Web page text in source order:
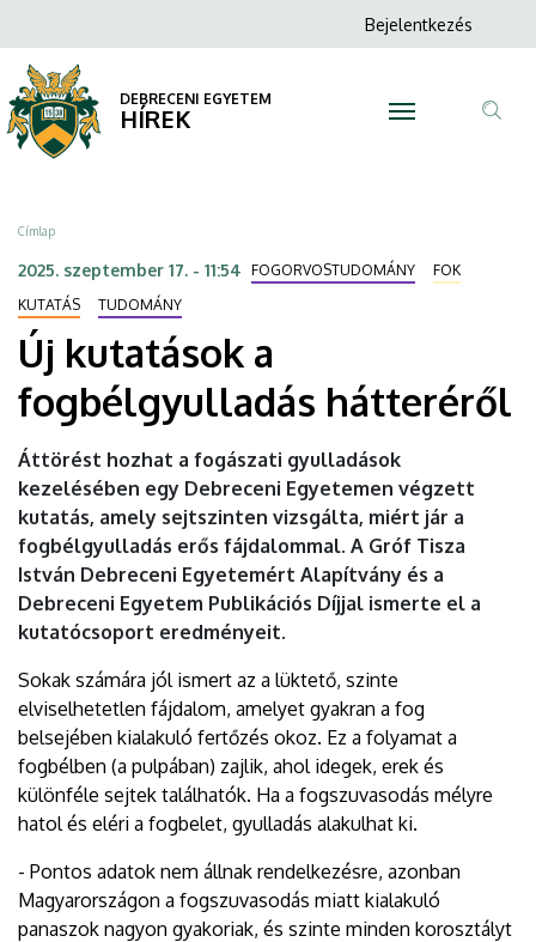
kutatások
a
fogbélgyulladás
hátteréről
DEBRECENI
EGYETEM
a
tartalomra
Anonim
menüje
Bejelentkezés
DEBRECENI EGYETEM
HÍREK
Morzsa
Címlap
2025. szeptember 17. - 11:54 FOGORVOSTUDOMÁNY
FOK
KUTATÁS
TUDOMÁNY
Új kutatások a
fogbélgyulladás hátteréről
Áttörést hozhat a fogászati gyulladások
kezelésében egy Debreceni Egyetemen végzett
kutatás, amely sejtszinten vizsgálta, miért jár a
fogbélgyulladás erős fájdalommal. A Gróf Tisza
István Debreceni Egyetemért Alapítvány és a
Debreceni Egyetem Publikációs Díjjal ismerte el a
kutatócsoport eredményeit.
Sokak számára jól ismert az a lüktető, szinte
elviselhetetlen fájdalom, amelyet gyakran a fog
belsejében kialakuló fertőzés okoz. Ez a folyamat a
fogbélben (a pulpában) zajlik, ahol idegek, erek és
különféle sejtek találhatók. Ha a fogszuvasodás mélyre
hatol és eléri a fogbelet, gyulladás alakulhat ki.
- Pontos adatok nem állnak rendelkezésre, azonban
Magyarországon a fogszuvasodás miatt kialakuló
panaszok nagyon gyakoriak, és szinte minden korosztályt